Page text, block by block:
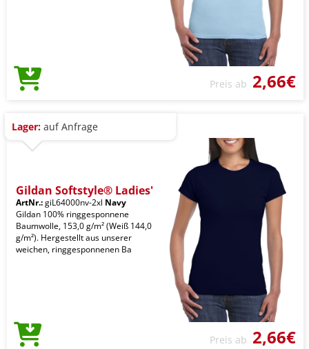
Preis ab 2,66€
Lager: auf Anfrage
Gildan Softstyle® Ladies'
ArtNr.:giL64000nv-2xl Navy
Gildan 100% ringgesponnene
Baumwolle, 153,0 g/m² (Weiß 144,0
g/m²). Hergestellt aus unserer
weichen, ringgesponnenen Ba
Preis ab 2,66€